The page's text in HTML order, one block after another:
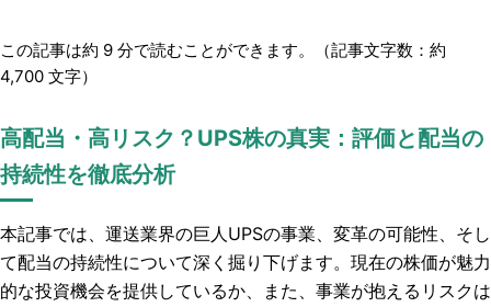
この記事は約 9 分で読むことができます。（記事文字数：約
4,700 文字）
高配当・高リスク？UPS株の真実：評価と配当の
持続性を徹底分析
本記事では、運送業界の巨人UPSの事業、変革の可能性、そし
て配当の持続性について深く掘り下げます。現在の株価が魅力
的な投資機会を提供しているか、また、事業が抱えるリスクは